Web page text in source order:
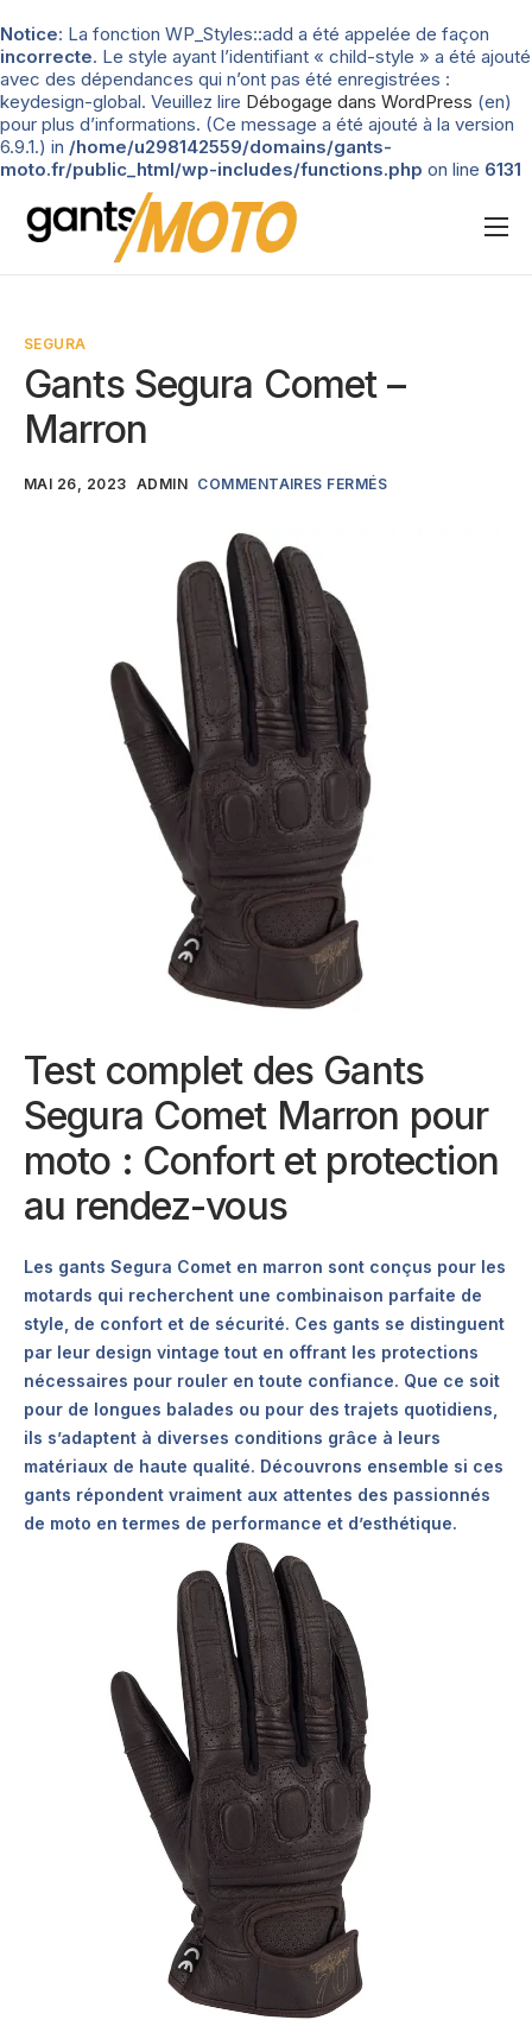
Notice: La fonction WP_Styles::add a été appelée de façon
incorrecte. Le style ayant l’identifiant « child-style » a été ajouté
avec des dépendances qui n’ont pas été enregistrées :
keydesign-global. Veuillez lire Débogage dans WordPress (en)
pour plus d’informations. (Ce message a été ajouté à la version
6.9.1.) in /home/u298142559/domains/gants-
moto.fr/public_html/wp-includes/functions.php on line 6131
Nos tests
Types de gants
Guide d’achat
SEGURA
Gants Segura Comet –
Marron
MAI 26, 2023 ADMIN COMMENTAIRES FERMÉS
Test complet des Gants
Segura Comet Marron pour
moto : Confort et protection
au rendez-vous
Les gants Segura Comet en marron sont conçus pour les
motards qui recherchent une combinaison parfaite de
style, de confort et de sécurité. Ces gants se distinguent
par leur design vintage tout en offrant les protections
nécessaires pour rouler en toute confiance. Que ce soit
pour de longues balades ou pour des trajets quotidiens,
ils s’adaptent à diverses conditions grâce à leurs
matériaux de haute qualité. Découvrons ensemble si ces
gants répondent vraiment aux attentes des passionnés
de moto en termes de performance et d’esthétique.